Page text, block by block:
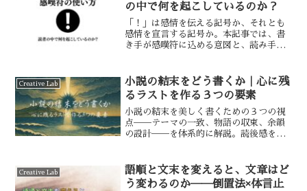
の中で何を起こしているのか？
「！」は感情を伝える記号か、それとも
感情を宣言する記号か。本記事では、書
き手が感嘆符に込める意図と、読み手が
む人の両面から見つめ直す。
Creative Lab
小説の結末をどう書くか｜心に残
るラストを作る３つの要素
小説の結末を美しく書くための３つの視
点──テーマの一致、物語の収束、余韻
の設計──を体系的に解説。読後感を高
Creative Lab
語順と文末を変えると、文章はど
う変わるのか──倒置法×体言止